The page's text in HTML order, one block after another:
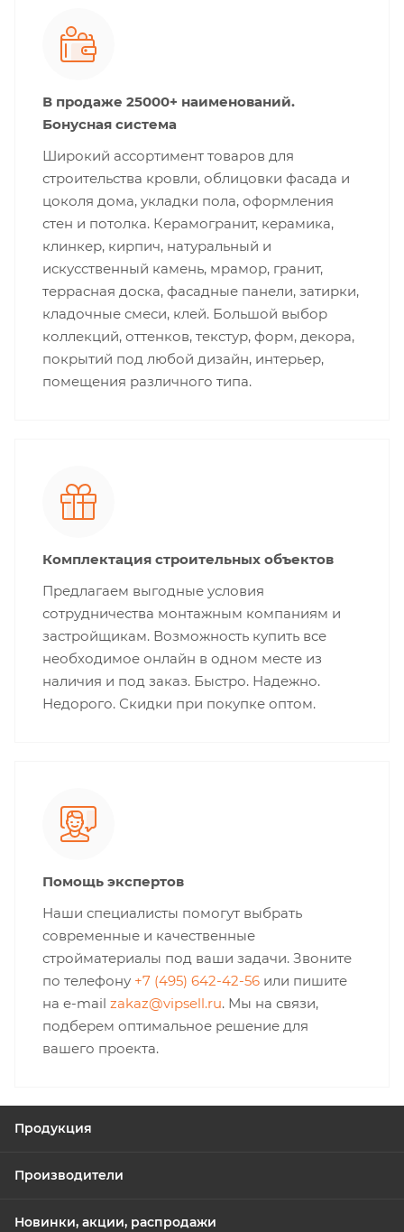
В продаже 25000+ наименований.
Бонусная система
Широкий ассортимент товаров для
строительства кровли, облицовки фасада и
цоколя дома, укладки пола, оформления
стен и потолка. Керамогранит, керамика,
клинкер, кирпич, натуральный и
искусственный камень, мрамор, гранит,
террасная доска, фасадные панели, затирки,
кладочные смеси, клей. Большой выбор
коллекций, оттенков, текстур, форм, декора,
покрытий под любой дизайн, интерьер,
помещения различного типа.
Комплектация строительных объектов
Предлагаем выгодные условия
сотрудничества монтажным компаниям и
застройщикам. Возможность купить все
необходимое онлайн в одном месте из
наличия и под заказ. Быстро. Надежно.
Недорого. Скидки при покупке оптом.
Помощь экспертов
Наши специалисты помогут выбрать
современные и качественные
стройматериалы под ваши задачи. Звоните
по телефону +7 (495) 642-42-56 или пишите
на e-mail zakaz@vipsell.ru. Мы на связи,
подберем оптимальное решение для
вашего проекта.
Продукция
Производители
Новинки, акции, распродажи